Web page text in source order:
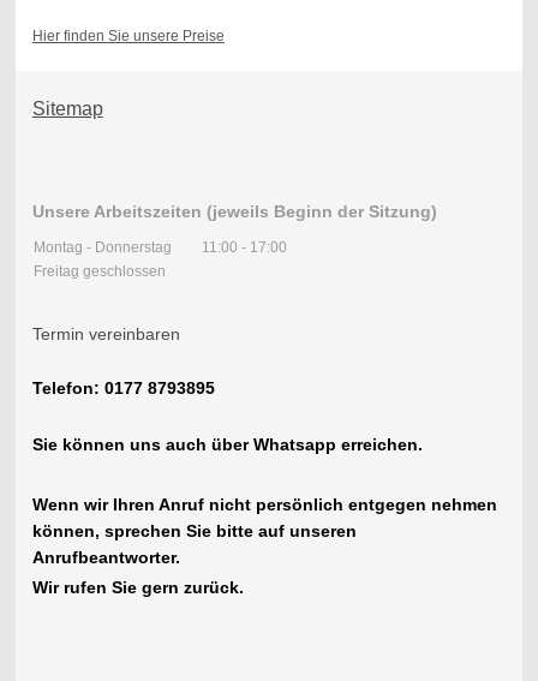
Hier finden Sie unsere Preise
Sitemap
Unsere Arbeitszeiten (jeweils Beginn der Sitzung)
Montag - Donnerstag 11:00 - 17:00
Freitag geschlossen
Termin vereinbaren
Telefon: 0177 8793895
Sie können uns auch über Whatsapp erreichen.
Wenn wir Ihren Anruf nicht persönlich entgegen nehmen
können, sprechen Sie bitte auf unseren
Anrufbeantworter.
Wir rufen Sie gern zurück.